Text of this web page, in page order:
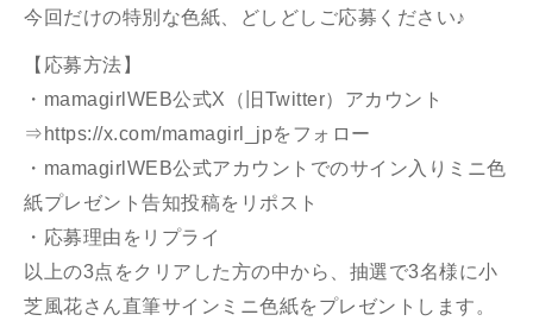
今回だけの特別な色紙、どしどしご応募ください♪
【応募方法】
・mamagirlWEB公式X（旧Twitter）アカウント
⇒ https://x.com/mamagirl_jpをフォロー
・mamagirlWEB公式アカウントでのサイン入りミニ色
紙プレゼント告知投稿をリポスト
・応募理由をリプライ
以上の3点をクリアした方の中から、抽選で3名様に小
芝風花さん直筆サインミニ色紙をプレゼントします。